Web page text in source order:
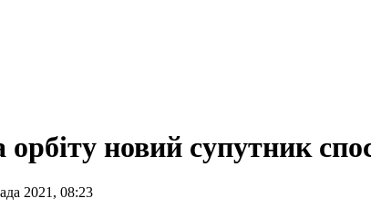
новий супутник
2021, 08:23